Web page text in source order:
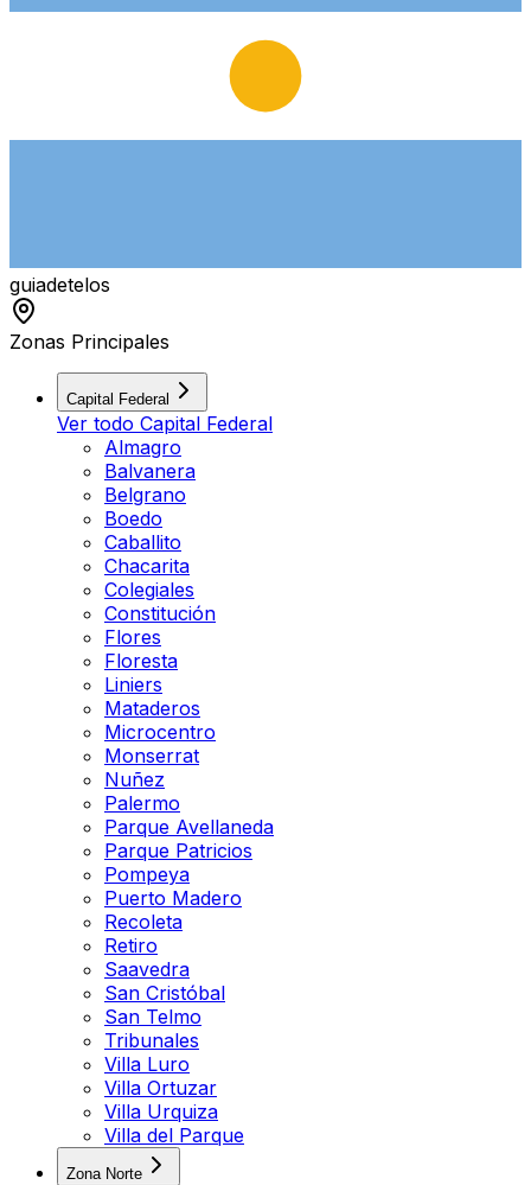
guiadetelos
Zonas Principales
Capital Federal
Ver todo Capital Federal
Almagro
Balvanera
Belgrano
Boedo
Caballito
Chacarita
Colegiales
Constitución
Flores
Floresta
Liniers
Mataderos
Microcentro
Monserrat
Nuñez
Palermo
Parque Avellaneda
Parque Patricios
Pompeya
Puerto Madero
Recoleta
Retiro
Saavedra
San Cristóbal
San Telmo
Tribunales
Villa Luro
Villa Ortuzar
Villa Urquiza
Villa del Parque
Zona Norte